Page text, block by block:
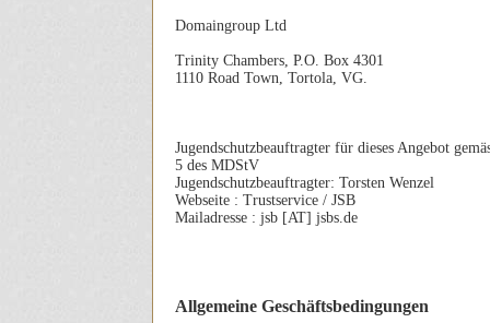
Domaingroup Ltd
Trinity Chambers, P.O. Box 4301
1110 Road Town, Tortola, VG.
Jugendschutzbeauftragter für dieses Angebot
5 des MDStV
Jugendschutzbeauftragter: Torsten Wenzel
Webseite : Trustservice / JSB
Mailadresse : jsb [AT] jsbs.de
Allgemeine Geschäftsbedingungen